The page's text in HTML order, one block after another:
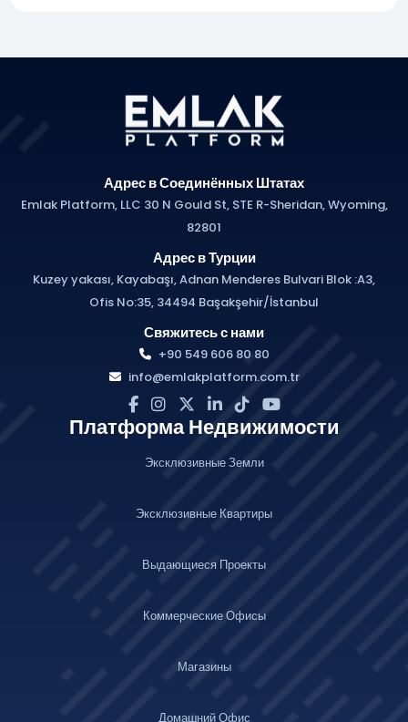
Адрес в Соединённых Штатах
Emlak Platform, LLC 30 N Gould St, STE R-Sheridan, Wyoming,
82801
Адрес в Турции
Kuzey yakası, Kayabaşı, Adnan Menderes Bulvari Blok :A3,
Ofis No:35, 34494 Başakşehir/İstanbul
Свяжитесь с нами
+90 549 606 80 80
info@emlakplatform.com.tr
Платформа Недвижимости
Эксклюзивные Земли
Эксклюзивные Квартиры
Выдающиеся Проекты
Коммерческие Офисы
Магазины
Домашний Офис